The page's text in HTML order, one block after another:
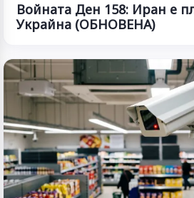
Войната Ден 158: Иран е
Украйна (ОБНОВЕНА)